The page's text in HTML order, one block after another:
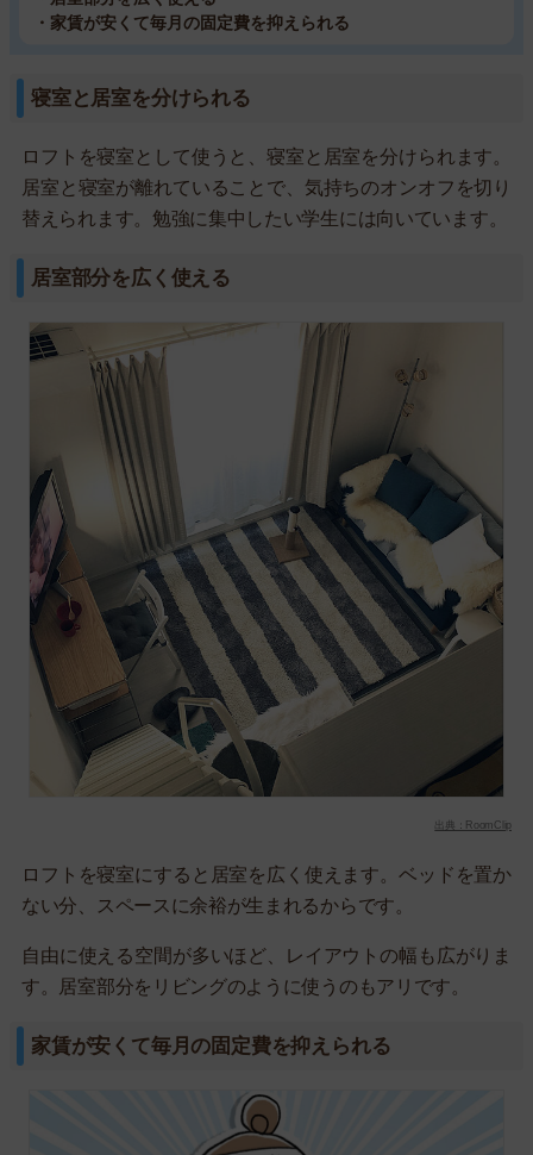
・家賃が安くて毎月の固定費を抑えられる
寝室と居室を分けられる
ロフトを寝室として使うと、寝室と居室を分けられます。
居室と寝室が離れていることで、気持ちのオンオフを切り
替えられます。勉強に集中したい学生には向いています。
居室部分を広く使える
出典：RoomClip
ロフトを寝室にすると居室を広く使えます。ベッドを置か
ない分、スペースに余裕が生まれるからです。
自由に使える空間が多いほど、レイアウトの幅も広がりま
す。居室部分をリビングのように使うのもアリです。
家賃が安くて毎月の固定費を抑えられる